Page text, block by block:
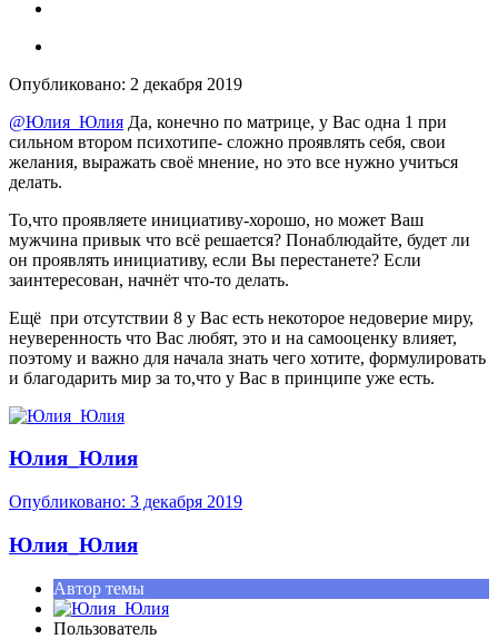
Опубликовано: 2 декабря 2019
@Юлия_Юлия Да, конечно по матрице, у Вас одна 1 при
сильном втором психотипе- сложно проявлять себя, свои
желания, выражать своё мнение, но это все нужно учиться
делать.
То,что проявляете инициативу-хорошо, но может Ваш
мужчина привык что всё решается? Понаблюдайте, будет ли
он проявлять инициативу, если Вы перестанете? Если
заинтересован, начнёт что-то делать.
Ещё при отсутствии 8 у Вас есть некоторое недоверие миру,
неуверенность что Вас любят, это и на самооценку влияет,
поэтому и важно для начала знать чего хотите, формулировать
и благодарить мир за то,что у Вас в принципе уже есть.
Юлия_Юлия
Опубликовано: 3 декабря 2019
Юлия_Юлия
Автор темы
Пользователь